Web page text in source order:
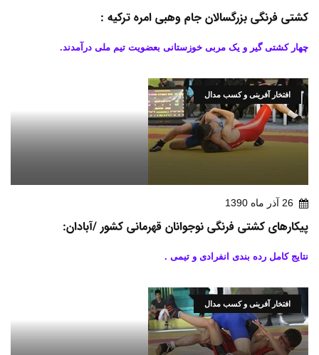
کشتی فرنگی بزرگسالان جام وهبی امره ترکیه :
چهار کشتی گیر و یک مربی خوزستانی بعضویت تیم ملی درآمدند.
افتخار آفرینی و کسب مدال
26 آذر ماه 1390
پیکارهای کشتی فرنگی نوجوانان قهرمانی کشور /آبادان:
نتایج کامل رده بندی انفرادی و تیمی .
افتخار آفرینی و کسب مدال